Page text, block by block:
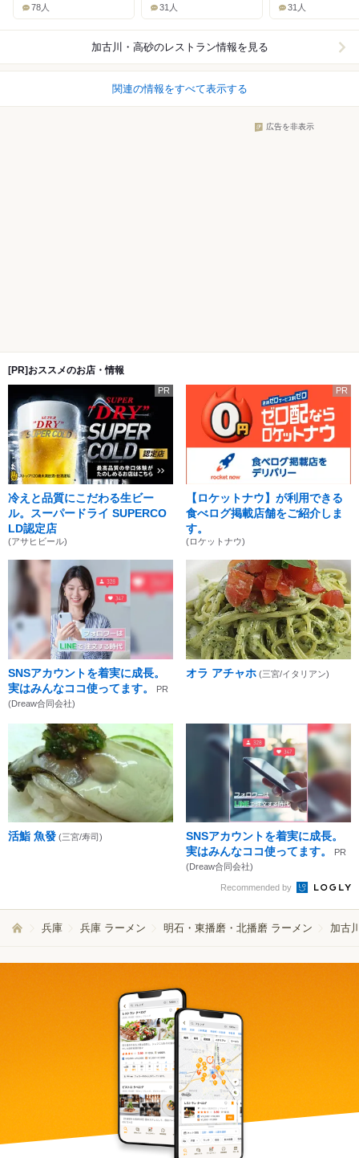
78人 31人 31人
加古川・高砂のレストラン情報を見る
関連の情報をすべて表示する
広告を非表示
[PR]おススメのお店・情報
PR
冷えと品質にこだわる生ビー
ル。スーパードライ SUPERCO
LD認定店
(アサヒビール)
PR
【ロケットナウ】が利用できる
食べログ掲載店舗をご紹介しま
す。
(ロケットナウ)
SNSアカウントを着実に成長。
実はみんなココ使ってます。
PR
(Dreaw合同会社)
オラ アチャホ (三宮/イタリアン)
活鮨 魚發 (三宮/寿司)
SNSアカウントを着実に成長。
実はみんなココ使ってます。
PR
(Dreaw合同会社)
Recommended by
兵庫 兵庫 ラーメン 明石・東播磨・北播磨 ラーメン 加古